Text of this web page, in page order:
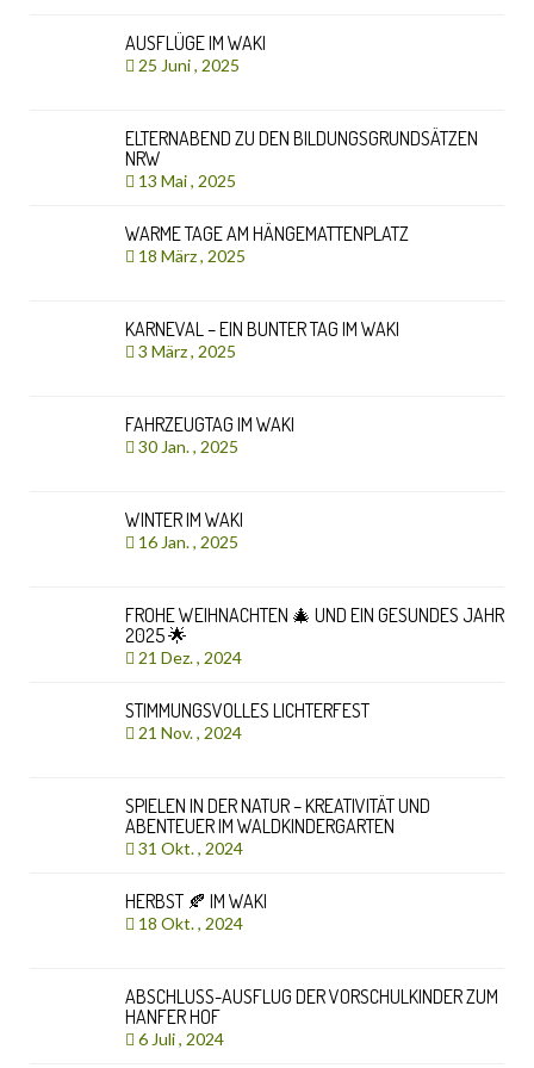
AUSFLÜGE IM WAKI
25 Juni , 2025
ELTERNABEND ZU DEN BILDUNGSGRUNDSÄTZEN
NRW
13 Mai , 2025
WARME TAGE AM HÄNGEMATTENPLATZ
18 März , 2025
KARNEVAL – EIN BUNTER TAG IM WAKI
3 März , 2025
FAHRZEUGTAG IM WAKI
30 Jan. , 2025
WINTER IM WAKI
16 Jan. , 2025
FROHE WEIHNACHTEN 🎄 UND EIN GESUNDES JAHR
2025 🌟
21 Dez. , 2024
STIMMUNGSVOLLES LICHTERFEST
21 Nov. , 2024
SPIELEN IN DER NATUR – KREATIVITÄT UND
ABENTEUER IM WALDKINDERGARTEN
31 Okt. , 2024
HERBST 🍂 IM WAKI
18 Okt. , 2024
ABSCHLUSS-AUSFLUG DER VORSCHULKINDER ZUM
HANFER HOF
6 Juli , 2024